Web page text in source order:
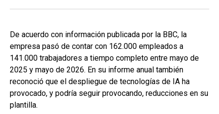
De acuerdo con información publicada por la BBC, la
empresa pasó de contar con 162.000 empleados a
141.000 trabajadores a tiempo completo entre mayo de
2025 y mayo de 2026. En su informe anual también
reconoció que el despliegue de tecnologías de IA ha
provocado, y podría seguir provocando, reducciones en su
plantilla.